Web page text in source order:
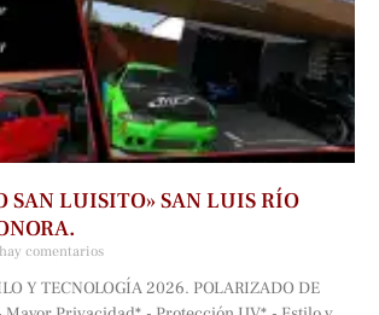
SAN LUISITO» SAN LUIS RÍO
comentarios
Y TECNOLOGÍA 2026. POLARIZADO DE